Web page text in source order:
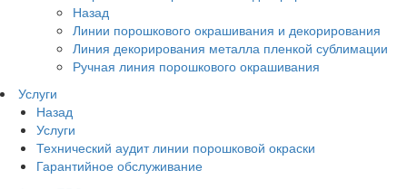
Назад
Линии порошкового окрашивания и декорирования
Линия декорирования металла пленкой сублимации
Ручная линия порошкового окрашивания
Услуги
Назад
Услуги
Технический аудит линии порошковой окраски
Гарантийное обслуживание